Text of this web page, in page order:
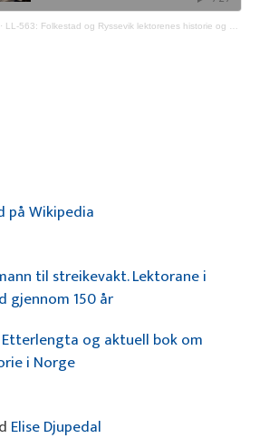
· LL-563: Folkestad og Ryssevik lektorenes historie og status
på Wikipedia
til streikevakt. Lektorane i
gjennom 150 år
Etterlengta og aktuell bok om
i Norge
Elise Djupedal